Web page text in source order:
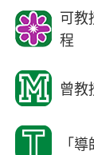
可教
程
曾教
「